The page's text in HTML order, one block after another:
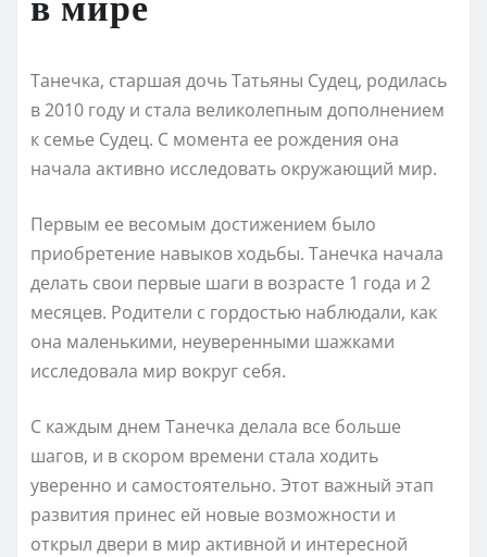
Танечка, старшая дочь Татьяны Судец, родилась
в 2010 году и стала великолепным дополнением
к семье Судец. С момента ее рождения она
начала активно исследовать окружающий мир.
Первым ее весомым достижением было
приобретение навыков ходьбы. Танечка начала
делать свои первые шаги в возрасте 1 года и 2
месяцев. Родители с гордостью наблюдали, как
она маленькими, неуверенными шажками
исследовала мир вокруг себя.
С каждым днем Танечка делала все больше
шагов, и в скором времени стала ходить
уверенно и самостоятельно. Этот важный этап
развития принес ей новые возможности и
открыл двери в мир активной и интересной